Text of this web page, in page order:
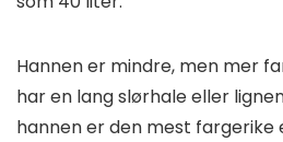
Hannen er mindre, men mer
har en lang slørhale eller
hannen er den mest